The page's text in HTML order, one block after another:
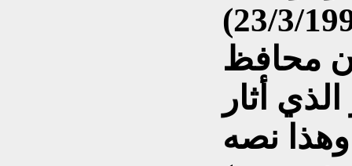
(21/ 4005) وبتاريخ (23/3/1995)
محافظ
أثار